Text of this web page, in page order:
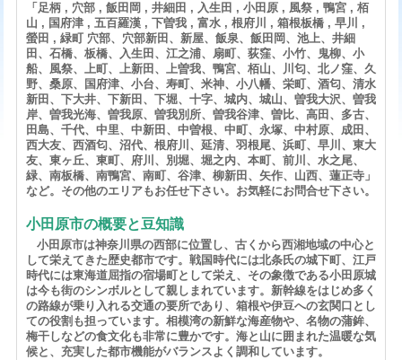
「足柄 , 穴部 , 飯田岡 , 井細田 , 入生田 , 小田原 , 風祭 , 鴨宮 , 栢
山 , 国府津 , 五百羅漢 , 下曽我 , 富水 , 根府川 , 箱根板橋 , 早川 ,
螢田 , 緑町 穴部、穴部新田、新屋、飯泉、飯田岡、池上、井細
田、石橋、板橋、入生田、江之浦、扇町、荻窪、小竹、鬼柳、小
船、風祭、上町、上新田、上曽我、鴨宮、栢山、川匂、北ノ窪、久
野、桑原、国府津、小台、寿町、米神、小八幡、栄町、酒匂、清水
新田、下大井、下新田、下堀、十字、城内、城山、曽我大沢、曽我
岸、曽我光海、曽我原、曽我別所、曽我谷津、曽比、高田、多古、
田島、千代、中里、中新田、中曽根、中町、永塚、中村原、成田、
西大友、西酒匂、沼代、根府川、延清、羽根尾、浜町、早川、東大
友、東ヶ丘、東町、府川、別堀、堀之内、本町、前川、水之尾、
緑、南板橋、南鴨宮、南町、谷津、柳新田、矢作、山西、蓮正寺」
など。その他のエリアもお任せ下さい。お気軽にお問合せ下さい。
小田原市の概要と豆知識
小田原市は神奈川県の西部に位置し、古くから西湘地域の中心と
して栄えてきた歴史都市です。戦国時代には北条氏の城下町、江戸
時代には東海道屈指の宿場町として栄え、その象徴である小田原城
は今も街のシンボルとして親しまれています。新幹線をはじめ多く
の路線が乗り入れる交通の要所であり、箱根や伊豆への玄関口とし
ての役割も担っています。相模湾の新鮮な海産物や、名物の蒲鉾、
梅干しなどの食文化も非常に豊かです。海と山に囲まれた温暖な気
候と、充実した都市機能がバランスよく調和しています。